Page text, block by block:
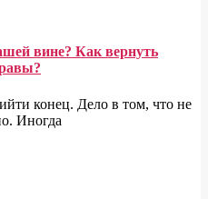
вине? Как вернуть
конец. Дело в том, что не
Иногда